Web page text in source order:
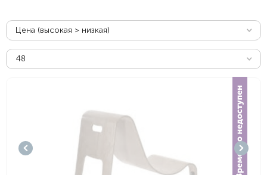
Цена (высокая > низкая)
48